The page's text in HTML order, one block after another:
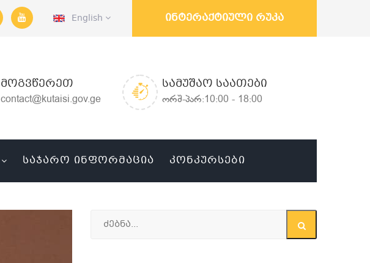
English ინტერაქტიული რუკა
ᲛᲝᲒᲕᲬᲔᲠᲔᲗ
contact@kutaisi.gov.ge
ᲡᲐᲛᲣᲨᲐᲝ ᲡᲐᲐᲗᲔᲑᲘ
ორშ-პარ:10:00 - 18:00
ᲡᲐᲯᲐᲠᲝ ᲘᲜᲤᲝᲠᲛᲐᲪᲘᲐ ᲙᲝᲜᲙᲣᲠᲡᲔᲑᲘ